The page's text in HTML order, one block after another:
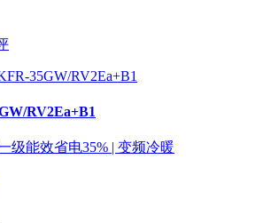
RV2Ea+B1
级能效省电35% | 变频冷暖